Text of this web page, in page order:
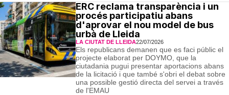
ERC reclama transparència i un
procés participatiu abans
d'aprovar el nou model de bus
urbà de Lleida
LA CIUTAT DE LLEIDA22/07/2026
Els republicans demanen que es faci públic el
projecte elaborat per DOYMO, que la
ciutadania pugui presentar aportacions abans
de la licitació i que també s'obri el debat sobre
una possible gestió directa del servei a través
de l'EMAU